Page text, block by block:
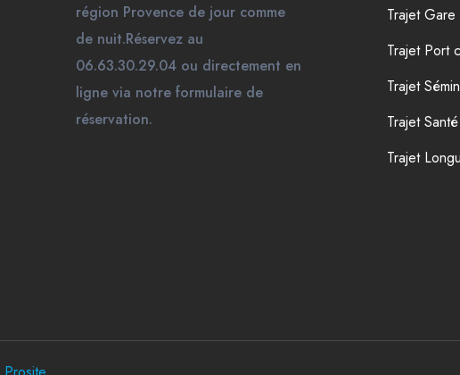
région Provence de jour comme
de nuit.Réservez au
06.63.30.29.04 ou directement en
ligne via notre formulaire de
réservation.
Trajet
Trajet Port
Trajet
Trajet Santé
Trajet